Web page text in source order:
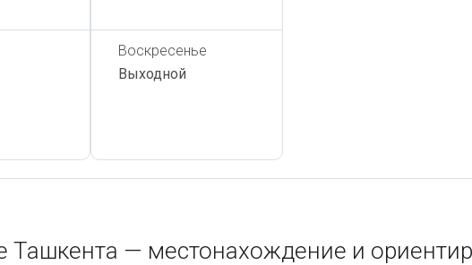
Воскресенье
Выходной
Ташкента — местонахождение и